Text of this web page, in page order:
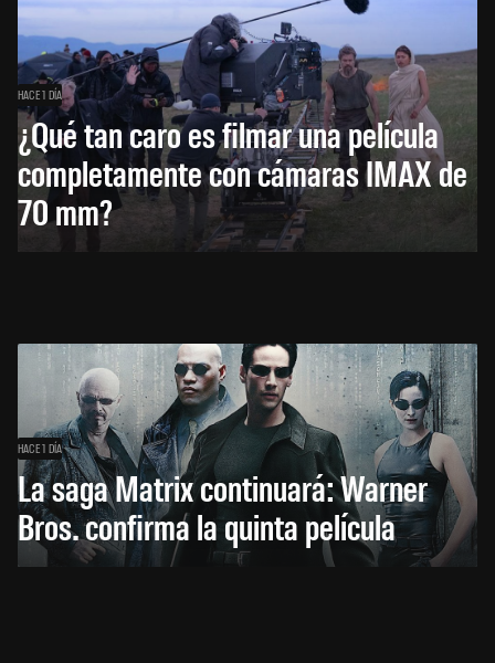
HACE 1 DÍA
¿Qué tan caro es filmar una película
completamente con cámaras IMAX de
70 mm?
HACE 1 DÍA
La saga Matrix continuará: Warner
Bros. confirma la quinta película